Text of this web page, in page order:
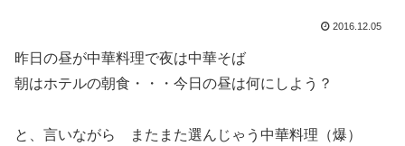
2016.12.05
昨日の昼が中華料理で夜は中華そば
朝はホテルの朝食・・・今日の昼は何にしよう？
と、言いながら またまた選んじゃう中華料理（爆）